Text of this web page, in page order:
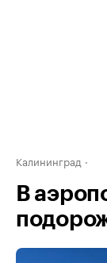
Калининград
В